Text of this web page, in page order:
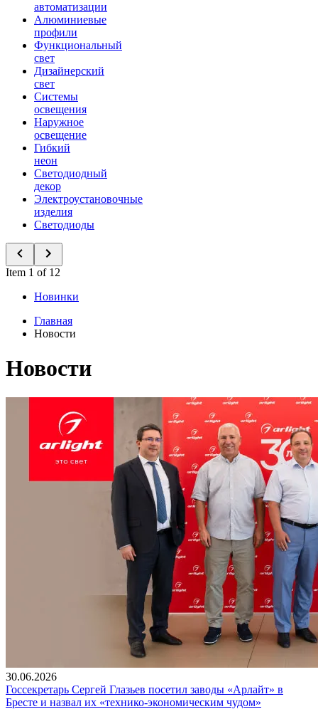
автоматизации
Алюминиевые
профили
Функциональный
свет
Дизайнерский
свет
Системы
освещения
Наружное
освещение
Гибкий
неон
Светодиодный
декор
Электроустановочные
изделия
Светодиоды
Item 1 of 12
Новинки
Главная
Новости
Новости
30.06.2026
Госсекретарь Сергей Глазьев посетил заводы «Арлайт» в
Бресте и назвал их «технико-экономическим чудом»